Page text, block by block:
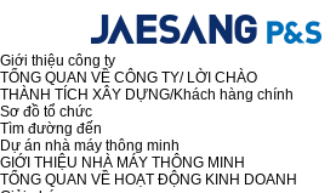
Giới thiệu công ty
TỔNG QUAN VỀ CÔNG TY/ LỜI CHÀO
THÀNH TÍCH XÂY DỰNG/Khách hàng chính
Sơ đồ tổ chức
Tìm đường đến
Dự án nhà máy thông minh
GIỚI THIỆU NHÀ MÁY THÔNG MINH
TỔNG QUAN VỀ HOẠT ĐỘNG KINH DOANH